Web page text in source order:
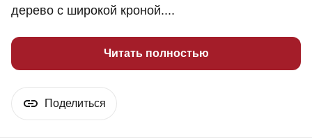
дерево с широкой кроной....
Читать полностью
Поделиться